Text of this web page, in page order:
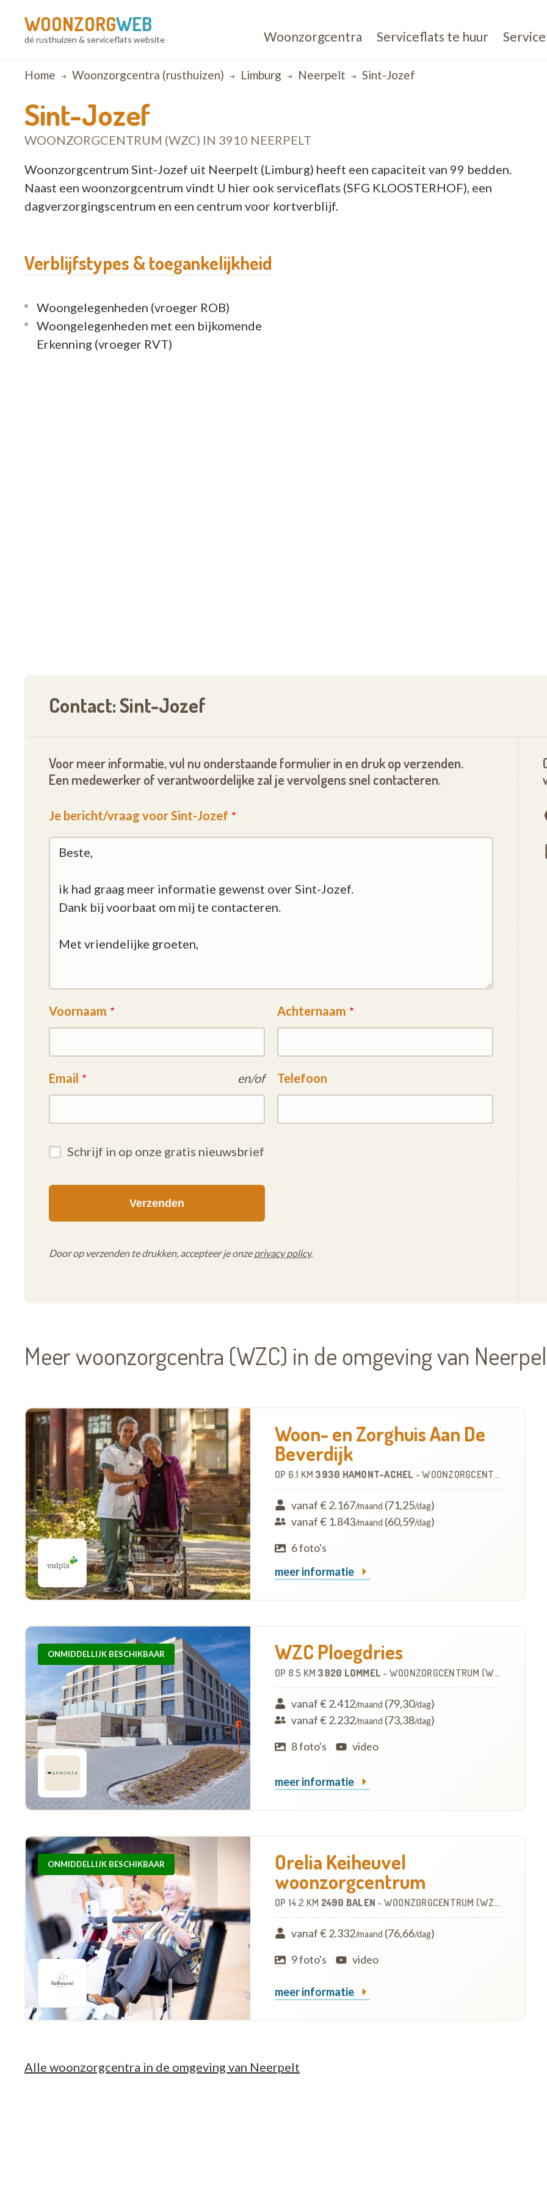
WOONZORGWEB
dé rusthuizen & serviceflats website Woonzorgcentra Serviceflats te huur
Breadcrumb
Home Woonzorgcentra (rusthuizen) Limburg Neerpelt Sint-Jozef
Sint-Jozef
WOONZORGCENTRUM (WZC) IN 3910 NEERPELT
Woonzorgcentrum Sint-Jozef uit Neerpelt (Limburg) heeft een capaciteit van 99 bedden.
Naast een woonzorgcentrum vindt U hier ook serviceflats (SFG KLOOSTERHOF), een
dagverzorgingscentrum en een centrum voor kortverblijf.
Verblijfstypes & toegankelijkheid
Woongelegenheden (vroeger ROB)
Woongelegenheden met een bijkomende
Erkenning (vroeger RVT)
Contact: Sint-Jozef
Voor meer informatie, vul nu onderstaande formulier in en druk op verzenden.
Een medewerker of verantwoordelijke zal je vervolgens snel contacteren.
Je bericht/vraag voor Sint-Jozef
Voornaam Achternaam
Email en/of Telefoon
Schrijf in op onze gratis nieuwsbrief
Door op verzenden te drukken, accepteer je onzeprivacy policy.
Meer woonzorgcentra (WZC) in de omgeving van
Woon- en Zorghuis Aan De
Beverdijk
OP 6.1 KM 3930 HAMONT-ACHEL -WOONZORGCENTRUM (WZC)
vanaf € 2.167/maand (71,25/dag)
vanaf € 1.843/maand (60,59/dag)
6 foto's
meer informatie
ONMIDDELLIJK BESCHIKBAAR WZC Ploegdries
OP 8.5 KM 3920 LOMMEL - WOONZORGCENTRUM (WZC)
vanaf € 2.412/maand (79,30/dag)
vanaf € 2.232/maand (73,38/dag)
8 foto's
video
meer informatie
ONMIDDELLIJK BESCHIKBAAR Orelia Keiheuvel
woonzorgcentrum
OP 14.2 KM 2490 BALEN - WOONZORGCENTRUM (WZC)
vanaf € 2.332/maand (76,66/dag)
9 foto's
video
meer informatie
Alle woonzorgcentra in de omgeving van Neerpelt